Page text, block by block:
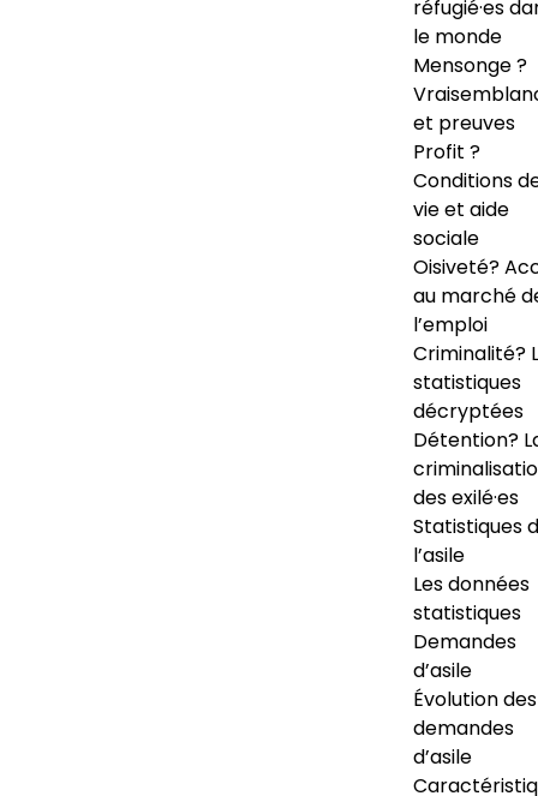
réfugié·es
le monde
Mensonge ?
et preuves
Profit ?
Conditions
vie et aide
sociale
Oisiveté?
au marché
l’emploi
Criminalité?
statistiques
décryptées
Détention?
des exilé·es
Statistiques
l’asile
Les données
statistiques
Demandes
d’asile
Évolution des
demandes
d’asile